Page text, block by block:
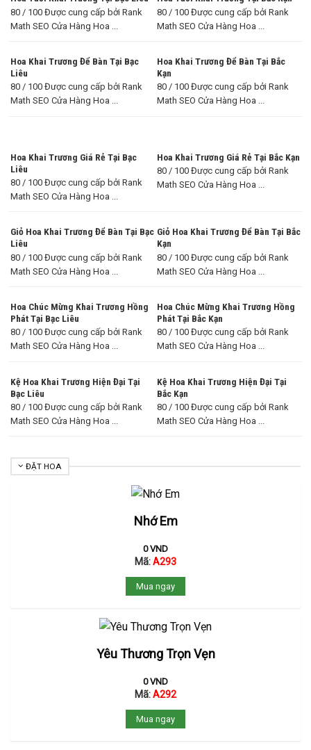
80 / 100 Được cung cấp bởi Rank
Math SEO Cửa Hàng Hoa ...
80 / 100 Được cung cấp bởi Rank
Math SEO Cửa Hàng Hoa ...
Hoa Khai Trương Để Bàn Tại Bạc
Liêu
80 / 100 Được cung cấp bởi Rank
Math SEO Cửa Hàng Hoa ...
Hoa Khai Trương Để Bàn Tại Bắc
Kạn
80 / 100 Được cung cấp bởi Rank
Math SEO Cửa Hàng Hoa ...
Hoa Khai Trương Giá Rẻ Tại Bạc
Liêu
80 / 100 Được cung cấp bởi Rank
Math SEO Cửa Hàng Hoa ...
Hoa Khai Trương Giá Rẻ Tại Bắc Kạn
80 / 100 Được cung cấp bởi Rank
Math SEO Cửa Hàng Hoa ...
Giỏ Hoa Khai Trương Để Bàn Tại Bạc
Liêu
80 / 100 Được cung cấp bởi Rank
Math SEO Cửa Hàng Hoa ...
Giỏ Hoa Khai Trương Để Bàn Tại Bắc
Kạn
80 / 100 Được cung cấp bởi Rank
Math SEO Cửa Hàng Hoa ...
Hoa Chúc Mừng Khai Trương Hồng
Phát Tại Bạc Liêu
80 / 100 Được cung cấp bởi Rank
Math SEO Cửa Hàng Hoa ...
Hoa Chúc Mừng Khai Trương Hồng
Phát Tại Bắc Kạn
80 / 100 Được cung cấp bởi Rank
Math SEO Cửa Hàng Hoa ...
Kệ Hoa Khai Trương Hiện Đại Tại
Bạc Liêu
80 / 100 Được cung cấp bởi Rank
Math SEO Cửa Hàng Hoa ...
Kệ Hoa Khai Trương Hiện Đại Tại
Bắc Kạn
80 / 100 Được cung cấp bởi Rank
Math SEO Cửa Hàng Hoa ...
ĐẶT HOA
Nhớ Em
0VND
Mã:A293
Mua ngay
Yêu Thương Trọn Vẹn
0VND
Mã:A292
Mua ngay